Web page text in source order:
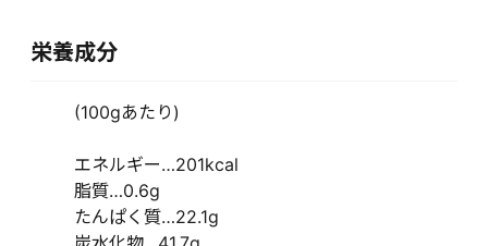
栄養成分
(100gあたり)
エネルギー…201kcal
脂質…0.6g
たんぱく質…22.1g